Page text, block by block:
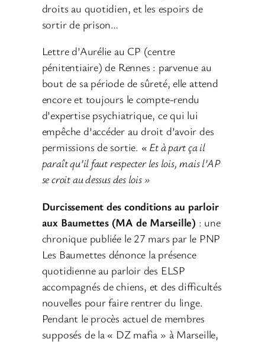
droits au quotidien, et les espoirs de
sortir de prison…
Lettre d’Aurélie au CP (centre
pénitentiaire) de Rennes : parvenue au
bout de sa période de sûreté, elle attend
encore et toujours le compte-rendu
d’expertise psychiatrique, ce qui lui
empêche d’accéder au droit d’avoir des
permissions de sortie. « Et à part ça il
paraît qu’il faut respecter les lois, mais l’AP
se croit au dessus des lois »
Durcissement des conditions au parloir
aux Baumettes (MA de Marseille) : une
chronique publiée le 27 mars par le PNP
Les Baumettes dénonce la présence
quotidienne au parloir des ELSP
accompagnés de chiens, et des difficultés
nouvelles pour faire rentrer du linge.
Pendant le procès actuel de membres
supposés de la « DZ mafia » à Marseille,